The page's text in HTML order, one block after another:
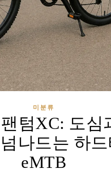
미분류
텀XC: 도심
나드는 하드
eMTB